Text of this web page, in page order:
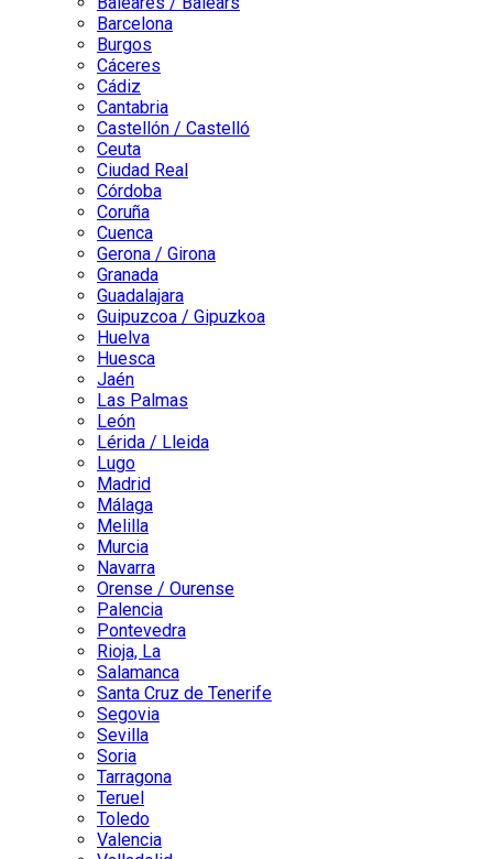
Barcelona
Burgos
Cáceres
Cádiz
Cantabria
Castellón / Castelló
Ceuta
Ciudad Real
Córdoba
Coruña
Cuenca
Gerona / Girona
Granada
Guadalajara
Guipuzcoa / Gipuzkoa
Huelva
Huesca
Jaén
Las Palmas
León
Lérida / Lleida
Lugo
Madrid
Málaga
Melilla
Murcia
Navarra
Orense / Ourense
Palencia
Pontevedra
Rioja, La
Salamanca
Santa Cruz de Tenerife
Segovia
Sevilla
Soria
Tarragona
Teruel
Toledo
Valencia